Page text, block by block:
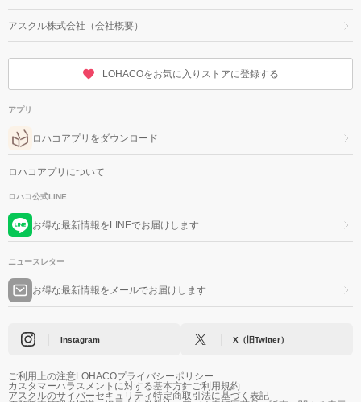
アスクル株式会社（会社概要）
LOHACOをお気に入りストアに登録する
アプリ
ロハコアプリをダウンロード
ロハコアプリについて
ロハコ公式LINE
お得な最新情報をLINEでお届けします
ニュースレター
お得な最新情報をメールでお届けします
Instagram X（旧Twitter）
ご利用上の注意LOHACOプライバシーポリシー
カスタマーハラスメントに対する基本方針ご利用規約
アスクルのサイバーセキュリティ特定商取引法に基づく表記